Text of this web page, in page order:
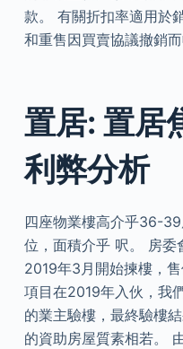
款。 有關折扣率適用於
和重售因買賣協議撤銷而
置居: 置居
利弊分析
四座物業樓高介乎36-
位，面積介乎 呎。 房委
2019年3月開始揀樓，
項目在2019年入伙，我
的業主驗樓，最終驗樓
的資助房屋質素相若。